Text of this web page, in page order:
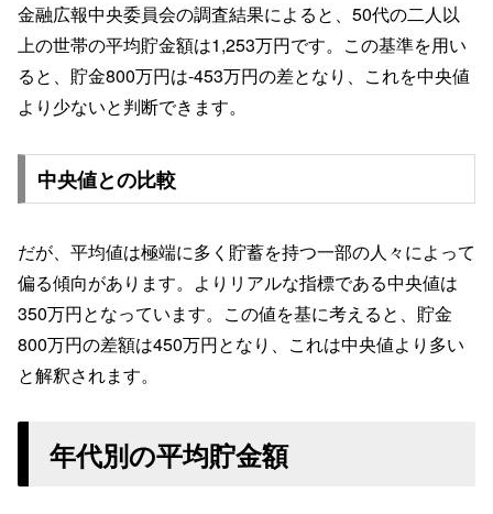
金融広報中央委員会の調査結果によると、50代の二人以
上の世帯の平均貯金額は1,253万円です。この基準を用い
ると、貯金800万円は-453万円の差となり、これを中央値
より少ないと判断できます。
中央値との比較
だが、平均値は極端に多く貯蓄を持つ一部の人々によって
偏る傾向があります。よりリアルな指標である中央値は
350万円となっています。この値を基に考えると、貯金
800万円の差額は450万円となり、これは中央値より多い
と解釈されます。
年代別の平均貯金額